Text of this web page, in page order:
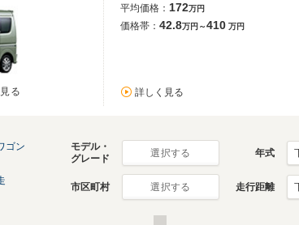
る
平均価格： 172万円
価格帯： 42.8万円～410 万円
詳しく見る
ゴン
モデル・
グレード
選択する 年式
市区町村 選択する 走行距離